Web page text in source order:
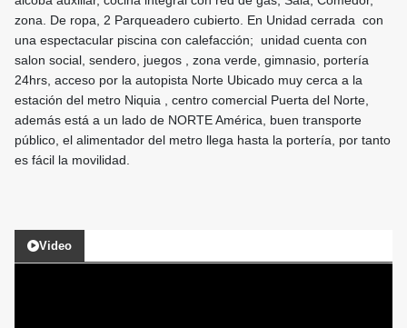
zona. De ropa, 2 Parqueadero cubierto. En Unidad cerrada con
una espectacular piscina con calefacción; unidad cuenta con
salon social, sendero, juegos , zona verde, gimnasio, portería
24hrs, acceso por la autopista Norte Ubicado muy cerca a la
estación del metro Niquia , centro comercial Puerta del Norte,
además está a un lado de NORTE América, buen transporte
público, el alimentador del metro llega hasta la portería, por tanto
es fácil la movilidad.
Video